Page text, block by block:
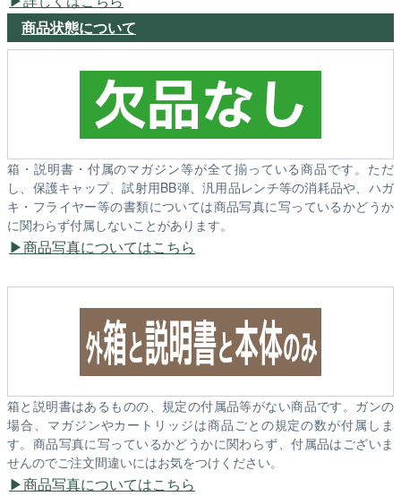
商品状態について
箱・説明書・付属のマガジン等が全て揃っている商品です。ただ
し、保護キャップ、試射用BB弾、汎用品レンチ等の消耗品や、ハガ
キ・フライヤー等の書類については商品写真に写っているかどうか
に関わらず付属しないことがあります。
商品写真についてはこちら
箱と説明書はあるものの、規定の付属品等がない商品です。ガンの
場合、マガジンやカートリッジは商品ごとの規定の数が付属しま
す。商品写真に写っているかどうかに関わらず、付属品はございま
せんのでご注文間違いにはお気をつけください。
商品写真についてはこちら